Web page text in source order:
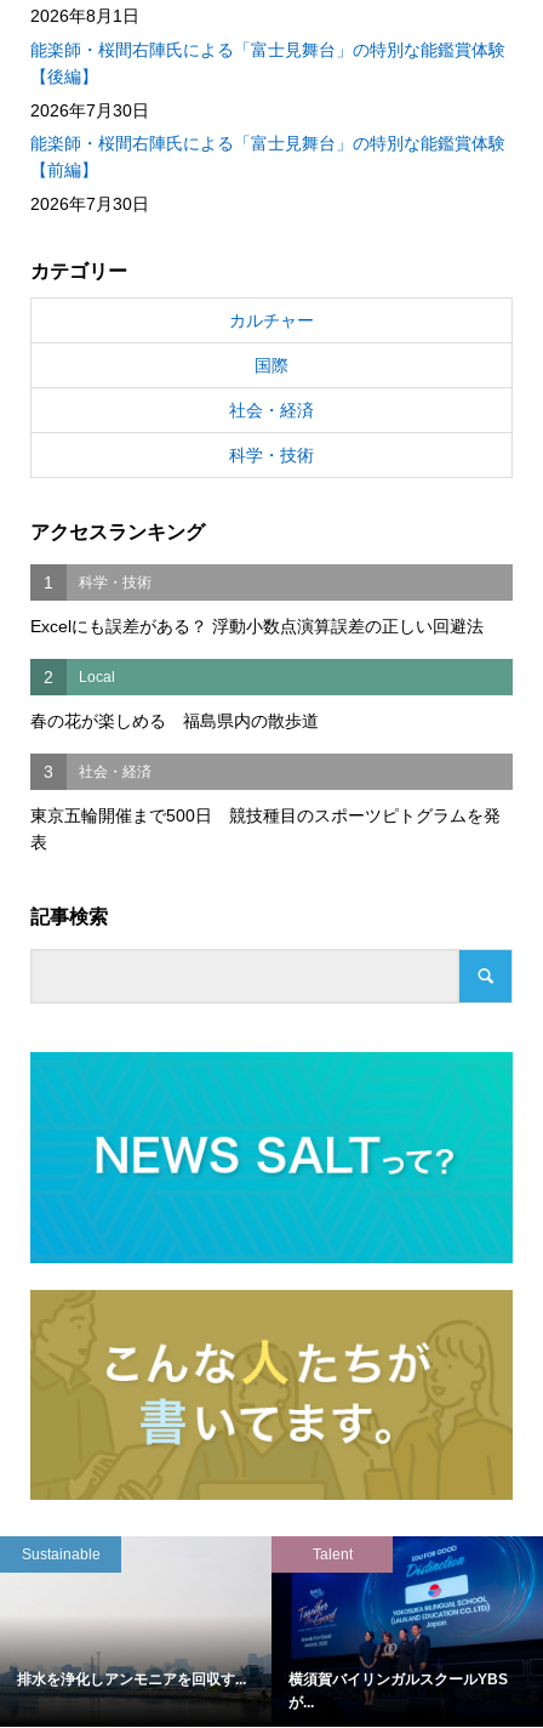
2026年8月1日
能楽師・桜間右陣氏による「富士見舞台」の特別な能鑑賞体験
【後編】
2026年7月30日
能楽師・桜間右陣氏による「富士見舞台」の特別な能鑑賞体験
【前編】
2026年7月30日
カテゴリー
カルチャー
国際
社会・経済
科学・技術
アクセスランキング
1 科学・技術
Excelにも誤差がある？ 浮動小数点演算誤差の正しい回避法
2 Local
春の花が楽しめる 福島県内の散歩道
3 社会・経済
東京五輪開催まで500日 競技種目のスポーツピトグラムを発
表
記事検索
Sustainable
排水を浄化しアンモニアを回収す...
Talent
横須賀バイリンガルスクールYBS
が...